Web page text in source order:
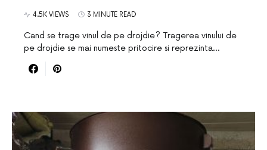
4.5K VIEWS 3 MINUTE READ
Cand se trage vinul de pe drojdie? Tragerea vinului de
pe drojdie se mai numeste pritocire si reprezinta…